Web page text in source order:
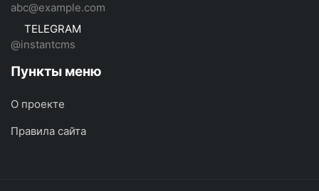
abc@example.com
TELEGRAM
@instantcms
Пункты меню
О проекте
Правила сайта